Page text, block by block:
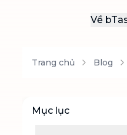
Về
Trang chủ Blog
Mục lục